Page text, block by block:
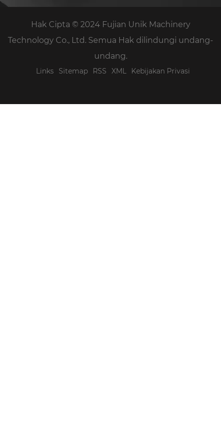
Hak Cipta © 2024 Fujian Unik Machinery
Technology Co., Ltd. Semua Hak dilindungi undang-
undang.
Links Sitemap RSS XML Kebijakan Privasi